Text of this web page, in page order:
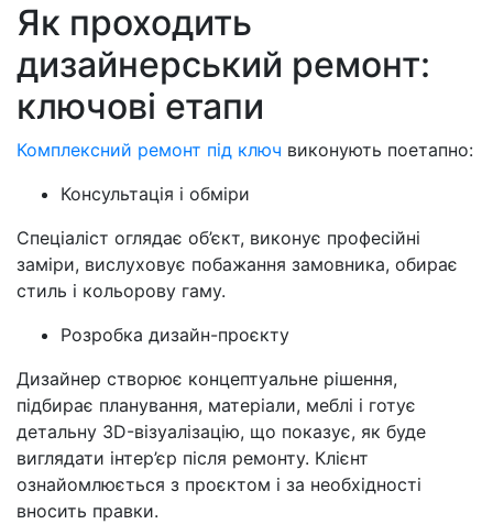
Як проходить
дизайнерський ремонт:
ключові етапи
Комплексний ремонт під ключ виконують поетапно:
Консультація і обміри
Спеціаліст оглядає об’єкт, виконує професійні
заміри, вислуховує побажання замовника, обирає
стиль і кольорову гаму.
Розробка дизайн-проєкту
Дизайнер створює концептуальне рішення,
підбирає планування, матеріали, меблі і готує
детальну 3D-візуалізацію, що показує, як буде
виглядати інтер’єр після ремонту. Клієнт
ознайомлюється з проєктом і за необхідності
вносить правки.